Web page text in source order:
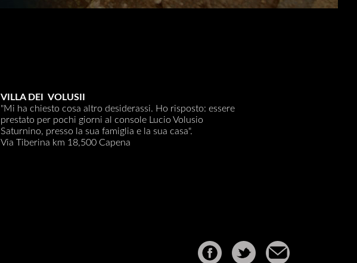
VILLA DEI VOLUSII
"Mi ha chiesto cosa altro desiderassi. Ho risposto: essere
prestato per pochi giorni al console Lucio Volusio
Saturnino, presso la sua famiglia e la sua casa".
Via Tiberina km 18,500 Capena